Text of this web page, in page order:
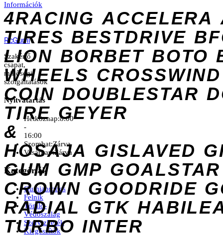
Információk
4RACING ACCELERA
TIRES BESTDRIVE
LION BORBET BOTO
WHEELS CROSSWIND
COIN DOUBLESTAR
TIRE GEYER
&
HOSAJA GISLAVED
GUM GMP GOALSTAR
CROWN GOODRIDE
RADIAL GTK
TURBO INTER
RcGumi
Szakértő
csapat,
minőségi
szolgáltatások
Nyitvatartás
Hétköznap:8:00
-
16:00
Szombat:Zárva
Vasárnap:Zárva
Kategóriák
Gumiabroncs
Felnik
Tömlő-
Védőszalag
Szervizkerék
Kiegészítők